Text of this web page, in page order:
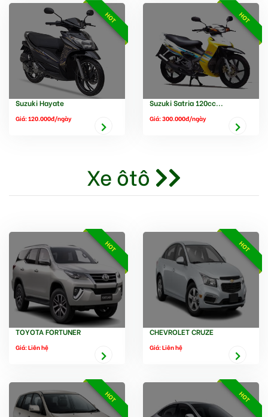
HOT
Suzuki Hayate
Giá: 120.000đ/ngày
HOT
Suzuki Satria 120cc...
Giá: 300.000đ/ngày
Xe ôtô
HOT
TOYOTA FORTUNER
Giá: Liên hệ
HOT
CHEVROLET CRUZE
Giá: Liên hệ
HOT HOT